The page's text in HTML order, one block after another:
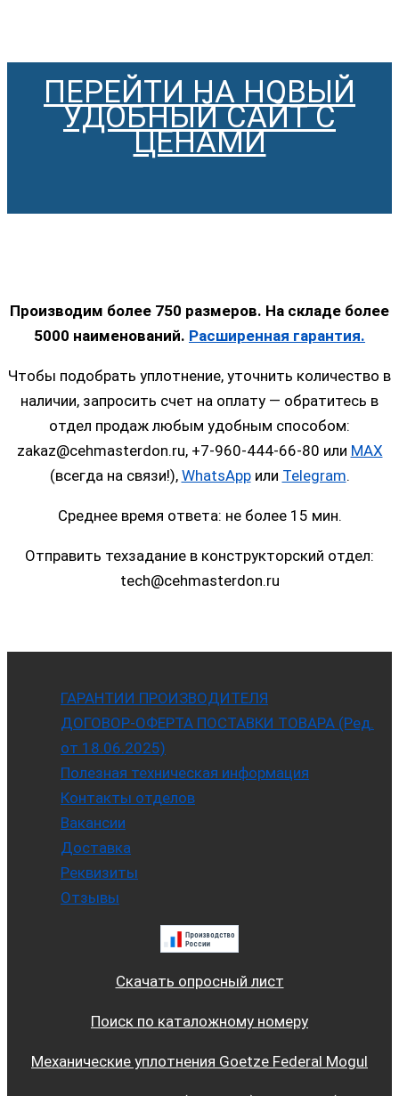
ПЕРЕЙТИ НА НОВЫЙ
УДОБНЫЙ САЙТ С
ЦЕНАМИ
Производим более 750 размеров. На складе более
5000 наименований. Расширенная гарантия.
Чтобы подобрать уплотнение, уточнить количество в
наличии, запросить счет на оплату — обратитесь в
отдел продаж любым удобным способом:
zakaz@cehmasterdon.ru, +7-960-444-66-80 или MAX
(всегда на связи!), WhatsAppили Telegram.
Среднее время ответа: не более 15 мин.
Отправить техзадание в конструкторский отдел:
tech@cehmasterdon.ru
ГАРАНТИИ ПРОИЗВОДИТЕЛЯ
ДОГОВОР-ОФЕРТА ПОСТАВКИ ТОВАРА (Ред.
от 18.06.2025)
Полезная техническая информация
Контакты отделов
Вакансии
Доставка
Реквизиты
Отзывы
Скачать опросный лист
Поиск по каталожному номеру
Механические уплотнения Goetze Federal Mogul